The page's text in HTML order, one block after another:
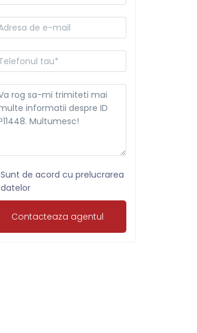
Sunt de acord cu prelucrarea
datelor